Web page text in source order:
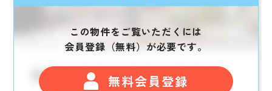
この物件をご覧いただくには
会員登録（無料）が必要です。
無料会員登録